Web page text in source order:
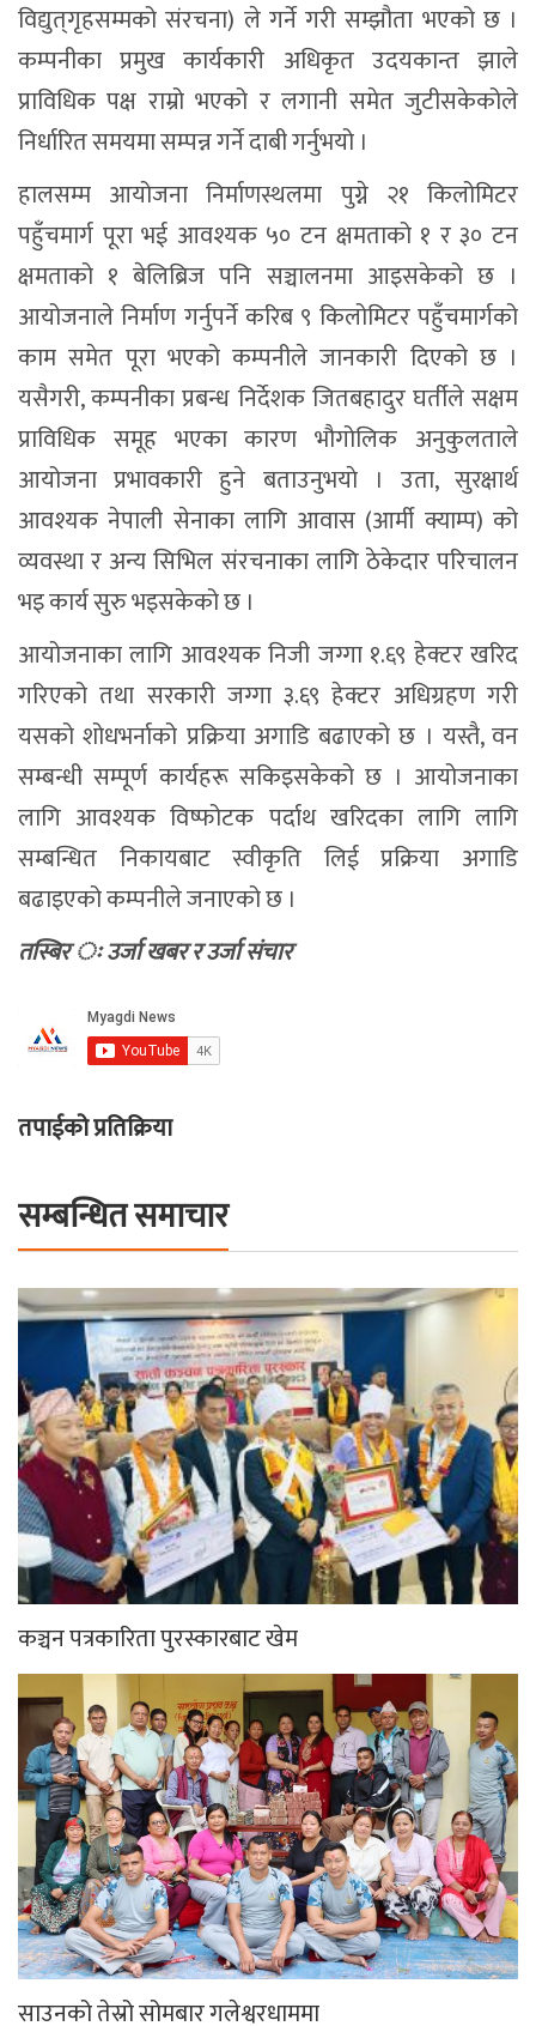
विद्युत्‌गृहसम्मको संरचना) ले गर्ने गरी सम्झौता भएको छ ।
कम्पनीका प्रमुख कार्यकारी अधिकृत उदयकान्त झाले
प्राविधिक पक्ष राम्रो भएको र लगानी समेत जुटीसकेकोले
निर्धारित समयमा सम्पन्न गर्ने दाबी गर्नुभयो ।
हालसम्म आयोजना निर्माणस्थलमा पुग्ने २१ किलोमिटर
पहुँचमार्ग पूरा भई आवश्यक ५० टन क्षमताको १ र ३० टन
क्षमताको १ बेलिब्रिज पनि सञ्चालनमा आइसकेको छ ।
आयोजनाले निर्माण गर्नुपर्ने करिब ९ किलोमिटर पहुँचमार्गको
काम समेत पूरा भएको कम्पनीले जानकारी दिएको छ ।
यसैगरी, कम्पनीका प्रबन्ध निर्देशक जितबहादुर घर्तीले सक्षम
प्राविधिक समूह भएका कारण भौगोलिक अनुकुलताले
आयोजना प्रभावकारी हुने बताउनुभयाे । उता, सुरक्षार्थ
आवश्यक नेपाली सेनाका लागि आवास (आर्मी क्याम्प) को
व्यवस्था र अन्य सिभिल संरचनाका लागि ठेकेदार परिचालन
भइ कार्य सुरु भइसकेको छ ।
आयोजनाका लागि आवश्यक निजी जग्गा १.६९ हेक्टर खरिद
गरिएको तथा सरकारी जग्गा ३.६९ हेक्टर अधिग्रहण गरी
यसको शोधभर्नाको प्रक्रिया अगाडि बढाएको छ । यस्तै, वन
सम्बन्धी सम्पूर्ण कार्यहरू सकिइसकेको छ । आयोजनाका
लागि आवश्यक विष्फोटक पर्दाथ खरिदका लागि लागि
सम्बन्धित निकायबाट स्वीकृति लिई प्रक्रिया अगाडि
बढाइएको कम्पनीले जनाएको छ ।
तस्बिर ः उर्जा खबर र उर्जा संचार
तपाईको प्रतिक्रिया
सम्बन्धित समाचार
कञ्चन पत्रकारिता पुरस्कारबाट खेम
साउनको तेस्रो सोमबार गलेश्वरधाममा